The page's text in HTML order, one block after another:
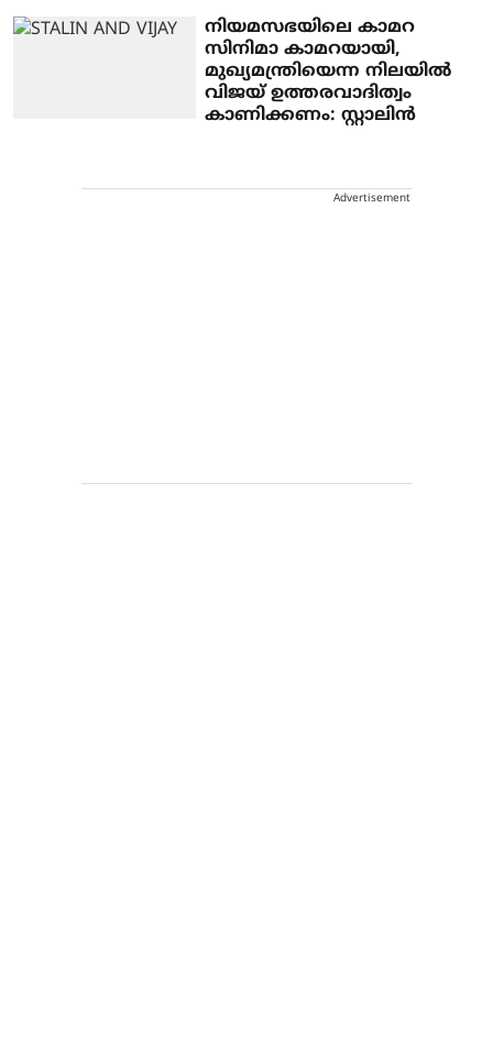
നിയമസഭയിലെ കാമറ
സിനിമാ കാമറയായി,
മുഖ്യമന്ത്രിയെന്ന നിലയില്‍
വിജയ് ഉത്തരവാദിത്വം
കാണിക്കണം: സ്റ്റാലിന്‍
Advertisement